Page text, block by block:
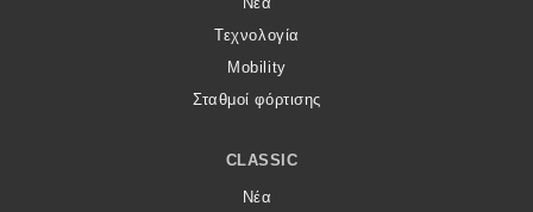
Τεχνολογία
Mobility
Σταθμοί φόρτισης
CLASSIC
Νέα